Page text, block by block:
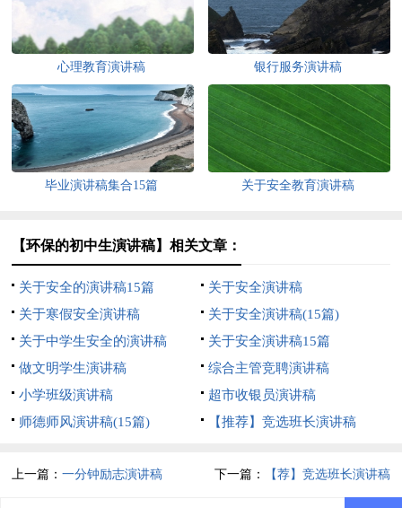
心理教育演讲稿 银行服务演讲稿
毕业演讲稿集合15篇 关于安全教育演讲稿
【环保的初中生演讲稿】相关文章：
关于安全的演讲稿15篇
关于安全演讲稿
关于寒假安全演讲稿
关于安全演讲稿(15篇)
关于中学生安全的演讲稿
关于安全演讲稿15篇
做文明学生演讲稿
综合主管竞聘演讲稿
小学班级演讲稿
超市收银员演讲稿
师德师风演讲稿(15篇)
【推荐】竞选班长演讲稿
上一篇：一分钟励志演讲稿 下一篇： 【荐】竞选班长演讲稿